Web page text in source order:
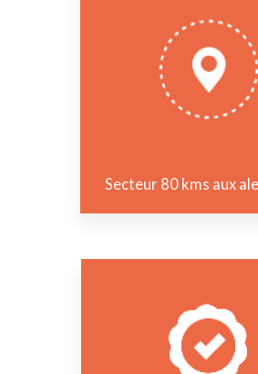
Secteur 80 kms aux